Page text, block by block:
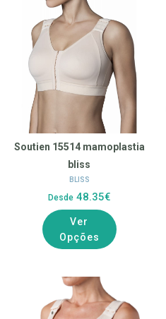
Soutien 15514 mamoplastia
bliss
BLISS
Desde48.35€
Ver
Opções